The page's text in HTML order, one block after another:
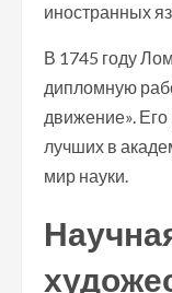
иностранных
В 1745 году
дипломную
движение».
лучших в
мир науки.